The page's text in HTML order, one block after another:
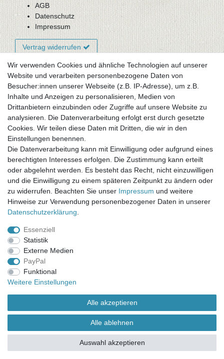
AGB
Datenschutz
Impressum
Vertrag widerrufen
Newsletter-Anmeldung
FAQ / Fragen
Mein Warenkorb
Mein Merkzettel
Mein Konto
UNSER LADENGESCHÄFT
Gottlieb-Daimler-Str. 10
33334 Gütersloh
ÖFFNUNGSZEITEN
Montag - Dienstag: 8.00 - 18.00 Uhr, Mittwoch Ruhetag,
Donnerstag: 8.00 - 18.00 Uhr, Freitag 8.00 - 14.00 Uhr
KUNDENSERVICE
Telefon: (05241) 403 22 38
E-Mail: info@stoffamstueck.de
Alle Preise inklusive gesetzlicher Mehrwertsteuer und
zuzüglichVersandkosten. * Pflichtfeld
Wir verwenden Cookies und ähnliche Technologien auf unserer
Website und verarbeiten personenbezogene Daten von
Besucher:innen unserer Webseite (z.B. IP-Adresse), um z.B.
Inhalte und Anzeigen zu personalisieren, Medien von
Drittanbietern einzubinden oder Zugriffe auf unsere Website zu
analysieren. Die Datenverarbeitung erfolgt erst durch gesetzte
Cookies. Wir teilen diese Daten mit Dritten, die wir in den
Einstellungen benennen.
Die Datenverarbeitung kann mit Einwilligung oder aufgrund eines
berechtigten Interesses erfolgen. Die Zustimmung kann erteilt
oder abgelehnt werden. Es besteht das Recht, nicht einzuwilligen
und die Einwilligung zu einem späteren Zeitpunkt zu ändern oder
zu widerrufen. Beachten Sie unser Impressum und weitere
Hinweise zur Verwendung personenbezogener Daten in unserer
Daten­schutz­erklärung
Essenziell
Statistik
Externe Medien
PayPal
Funktional
Weitere Einstellungen
Alle akzeptieren
Alle ablehnen
Auswahl akzeptieren